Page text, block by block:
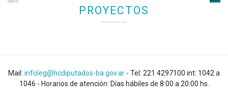
PROYECTOS
Mail: infoleg@hcdiputados-ba.gov.ar - Tel: 221 4297100 int: 1042 a
1046 - Horarios de atención: Días hábiles de 8:00 a 20:00 hs.